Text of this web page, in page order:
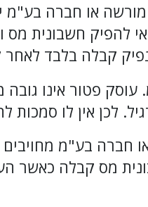
או חברה בע"מ
להפיק חשבונית מס
קבלה בלבד
עוסק פטור אינו
לכן אין לו
חברה בע"מ
מס קבלה כאשר